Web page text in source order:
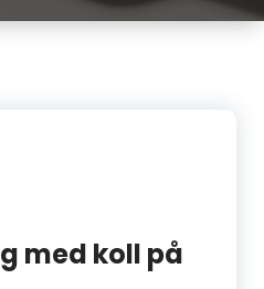
med koll på